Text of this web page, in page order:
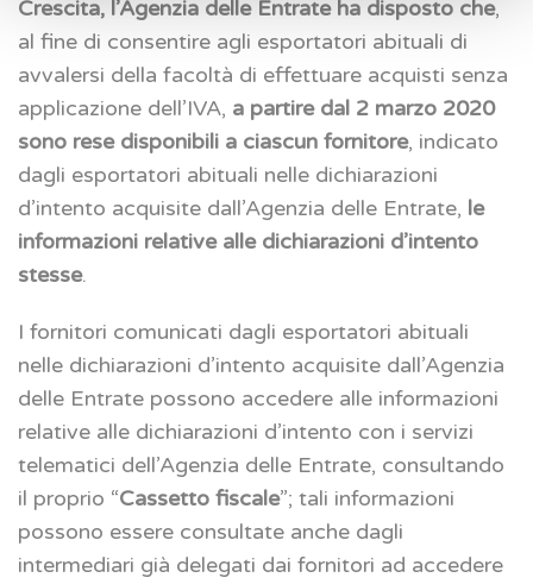
Crescita, l’Agenzia delle Entrate ha disposto che,
al fine di consentire agli esportatori abituali di
avvalersi della facoltà di effettuare acquisti senza
applicazione dell’IVA, a partire dal 2 marzo 2020
sono rese disponibili a ciascun fornitore, indicato
dagli esportatori abituali nelle dichiarazioni
d’intento acquisite dall’Agenzia delle Entrate, le
informazioni relative alle dichiarazioni d’intento
stesse.
I fornitori comunicati dagli esportatori abituali
nelle dichiarazioni d’intento acquisite dall’Agenzia
delle Entrate possono accedere alle informazioni
relative alle dichiarazioni d’intento con i servizi
telematici dell’Agenzia delle Entrate, consultando
il proprio “Cassetto fiscale”; tali informazioni
possono essere consultate anche dagli
intermediari già delegati dai fornitori ad accedere